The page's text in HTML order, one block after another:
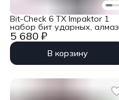
5 680 ₽
Bit-Check 6 TX Impaktor 1
набор бит ударных, алмаз,
6 пр., 1/4&quot; E6.3 Wera
WE-057693
В корзину